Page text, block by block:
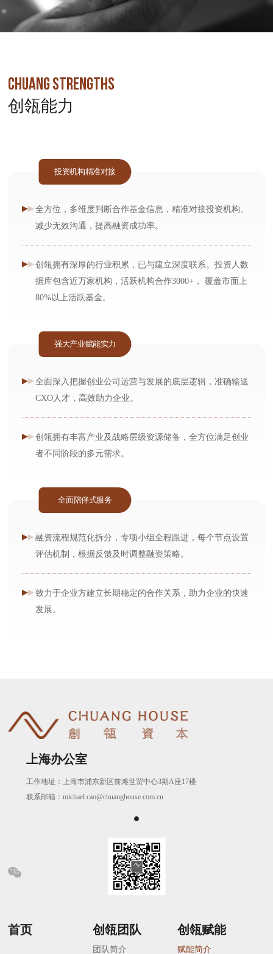
CHUANG STRENGTHS
创瓴能力
投资机构精准对接
全方位，多维度判断合作基金信息，精准对接投资机构。
减少无效沟通，提高融资成功率。
创瓴拥有深厚的行业积累，已与建立深度联系。投资人数
据库包含近万家机构，活跃机构合作3000+， 覆盖市面上
80%以上活跃基金。
强大产业赋能实力
全面深入把握创业公司运营与发展的底层逻辑，准确输送
CXO人才，高效助力企业。
创瓴拥有丰富产业及战略层级资源储备，全方位满足创业
者不同阶段的多元需求。
全面陪伴式服务
融资流程规范化拆分，专项小组全程跟进，每个节点设置
评估机制，根据反馈及时调整融资策略。
致力于企业方建立长期稳定的合作关系，助力企业的快速
发展。
上海办公室
工作地址：上海市浦东新区前滩世贸中心3期A座17楼
联系邮箱：michael.cao@chuanghouse.com.cn
首页 创瓴团队
团队简介
创瓴赋能
赋能简介